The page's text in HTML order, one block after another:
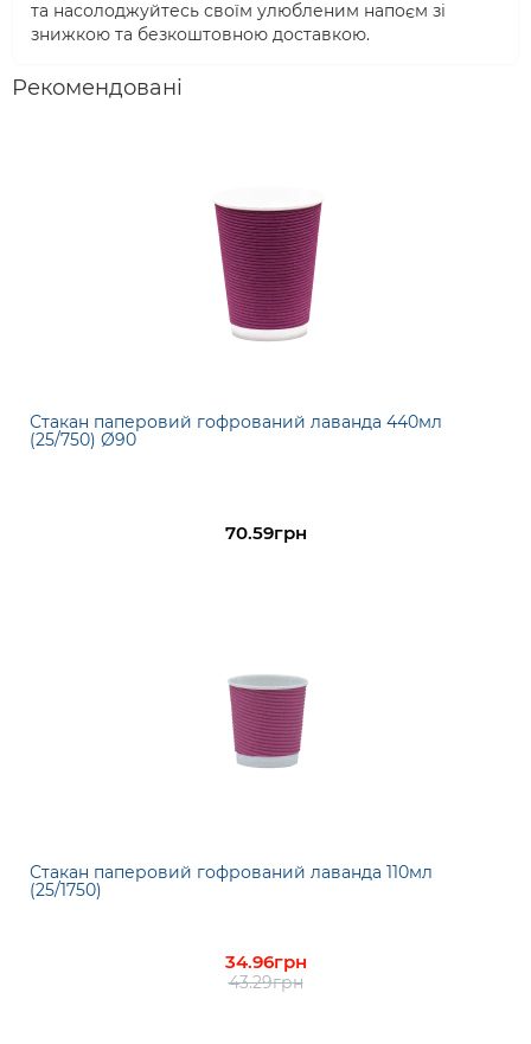
та насолоджуйтесь своїм улюбленим напоєм зі
знижкою та безкоштовною доставкою.
Рекомендовані
Стакан паперовий гофрований лаванда 440мл
(25/750) Ø90
70.59грн
Стакан паперовий гофрований лаванда 110мл
(25/1750)
34.96грн
43.29грн